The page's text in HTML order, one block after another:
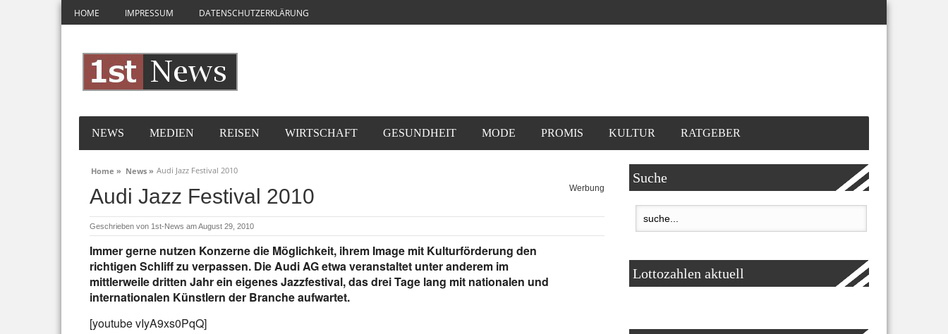
HOME IMPRESSUM DATENSCHUTZERKLÄRUNG
NEWS MEDIEN REISEN WIRTSCHAFT GESUNDHEIT MODE PROMIS KULTUR RATGEBER
Home » News » Audi Jazz Festival 2010
Audi Jazz Festival 2010 Werbung
Geschrieben von 1st-News am August 29, 2010
Immer gerne nutzen Konzerne die Möglichkeit, ihrem Image mit Kulturförderung den
richtigen Schliff zu verpassen. Die Audi AG etwa veranstaltet unter anderem im
mittlerweile dritten Jahr ein eigenes Jazzfestival, das drei Tage lang mit nationalen und
internationalen Künstlern der Branche aufwartet.
[youtube vIyA9xs0PqQ]
Suche
Lottozahlen aktuell